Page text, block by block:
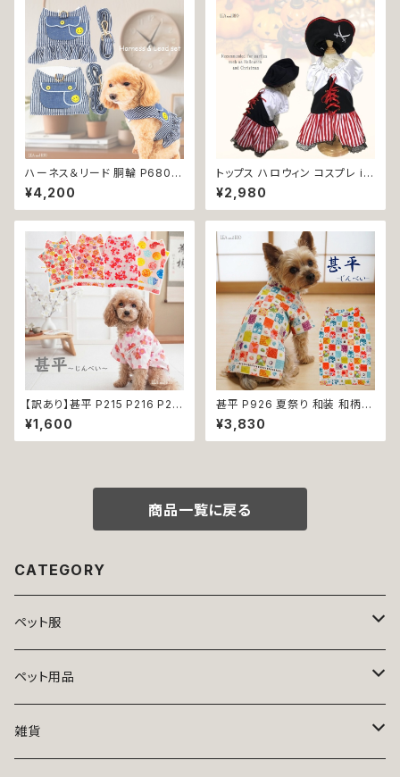
返品交換不可
の洋服 猫の洋服 春 夏 洋服 女
の子 小型 おしゃれ かわいい 送
料無料 返品交換不可
ハーネス＆リード 胴輪 P680 P
681 ハーネス リード 一体型 セ
ット 引っ張り防止 お出掛け 散
歩 ドッグウエア 犬 猫 ペット 服
型犬 返品交換不可
¥4,200
トップス ハロウィン コスプレ ir
o1 ワンピース 海賊 ハロパ パイ
レーツ コスチューム コス 仮装
dog cat ウェア ドッグ ウェア ド
犬洋服 犬の洋服 猫服 猫洋服
猫の洋服 洋服 かわいい 可愛い
おしゃれ 返品交換不可
¥2,980
【訳あり】甚平 P215 P216 P21
7 P218 ドッグウエア ドックウェ
ア 女の子 ピンク ホワイト フラ
ワー 花柄 桜 水風船 祭り 極小
¥1,600
甚平 P926 夏祭り 和装 和柄
古風 伝統 日本 夏 ハンドメイド
ドッグウエア ドックウェア 男の
子 極小 小型犬 犬 猫 ペット 服
¥3,830
商品一覧に戻る
CATEGORY
ペット服
トップス
ニット
ボトムス
ペット用品
ベッド
雑貨